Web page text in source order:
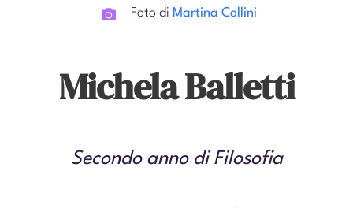
Foto di Martina Collini
Michela Balletti
Secondo anno di Filosofia